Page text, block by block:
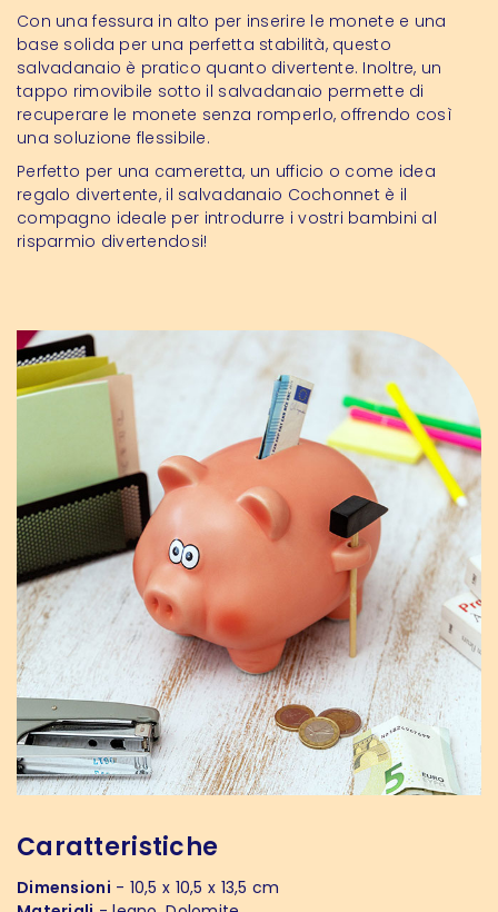
Con una fessura in alto per inserire le monete e una
base solida per una perfetta stabilità, questo
salvadanaio è pratico quanto divertente. Inoltre, un
tappo rimovibile sotto il salvadanaio permette di
recuperare le monete senza romperlo, offrendo così
una soluzione flessibile.
Perfetto per una cameretta, un ufficio o come idea
regalo divertente, il salvadanaio Cochonnet è il
compagno ideale per introdurre i vostri bambini al
risparmio divertendosi!
Caratteristiche
Dimensioni - 10,5 x 10,5 x 13,5 cm